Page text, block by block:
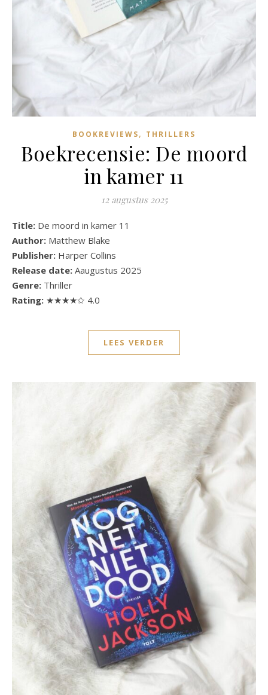
BOOKREVIEWS, THRILLERS
Boekrecensie: De moord
in kamer 11
12 augustus 2025
Title: De moord in kamer 11
Author: Matthew Blake
Publisher: Harper Collins
Release date: Aaugustus 2025
Genre: Thriller
Rating: ★★★★✩ 4.0
LEES VERDER